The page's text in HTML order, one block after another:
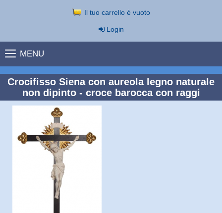
Il tuo carrello è vuoto
Login
MENU
Crocifisso Siena con aureola legno naturale
non dipinto - croce barocca con raggi